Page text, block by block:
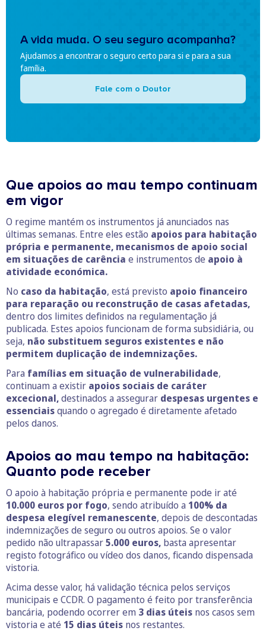
A vida muda. O seu seguro acompanha?
Ajudamos a encontrar o seguro certo para si e para a sua
família.
Fale com o Doutor
Que apoios ao mau tempo continuam
em vigor
O regime mantém os instrumentos já anunciados nas
últimas semanas. Entre eles estão apoios para habitação
própria e permanente, mecanismos de apoio social
em situações de carência e instrumentos de apoio à
atividade económica.
No caso da habitação, está previsto apoio financeiro
para reparação ou reconstrução de casas afetadas,
dentro dos limites definidos na regulamentação já
publicada. Estes apoios funcionam de forma subsidiária, ou
seja, não substituem seguros existentes e não
permitem duplicação de indemnizações.
Para famílias em situação de vulnerabilidade,
continuam a existir apoios sociais de caráter
excecional,destinados a assegurar despesas urgentes e
essenciaisquando o agregado é diretamente afetado
pelos danos.
Apoios ao mau tempo na habitação:
Quanto pode receber
O apoio à habitação própria e permanente pode ir até
10.000 euros por fogo, sendo atribuído a 100% da
despesa elegível remanescente, depois de descontadas
indemnizações de seguro ou outros apoios. Se o valor
pedido não ultrapassar5.000 euros, basta apresentar
registo fotográfico ou vídeo dos danos, ficando dispensada
vistoria.
Acima desse valor, há validação técnica pelos serviços
municipais e CCDR. O pagamento é feito por transferência
bancária, podendo ocorrer em 3 dias úteis nos casos sem
vistoria e até 15 dias úteis nos restantes.